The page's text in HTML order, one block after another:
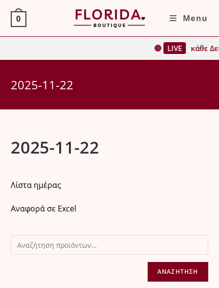
content
0 Menu
🔴 LIVE κάθε
2025-11-22
2025-11-22
Λίστα ημέρας
Αναφορά σε Excel
ΑΝΑΖΉΤΗΣΗ